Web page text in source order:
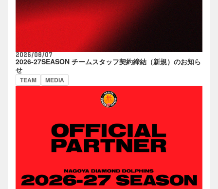
2026/08/07
2026-27SEASON チームスタッフ契約締結（新規）のお知ら
せ
TEAM MEDIA